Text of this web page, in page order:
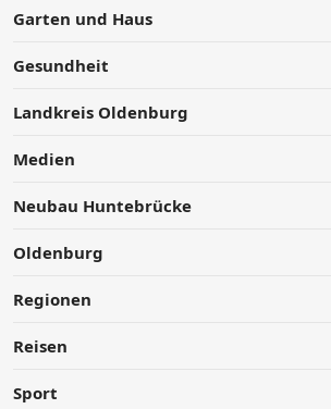
Garten und Haus
Gesundheit
Landkreis Oldenburg
Medien
Neubau Huntebrücke
Oldenburg
Regionen
Reisen
Sport